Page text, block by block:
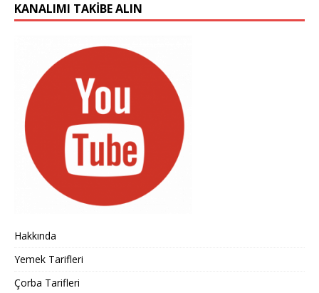
KANALIMI TAKIBE ALIN
Hakkında
Yemek Tarifleri
Çorba Tarifleri